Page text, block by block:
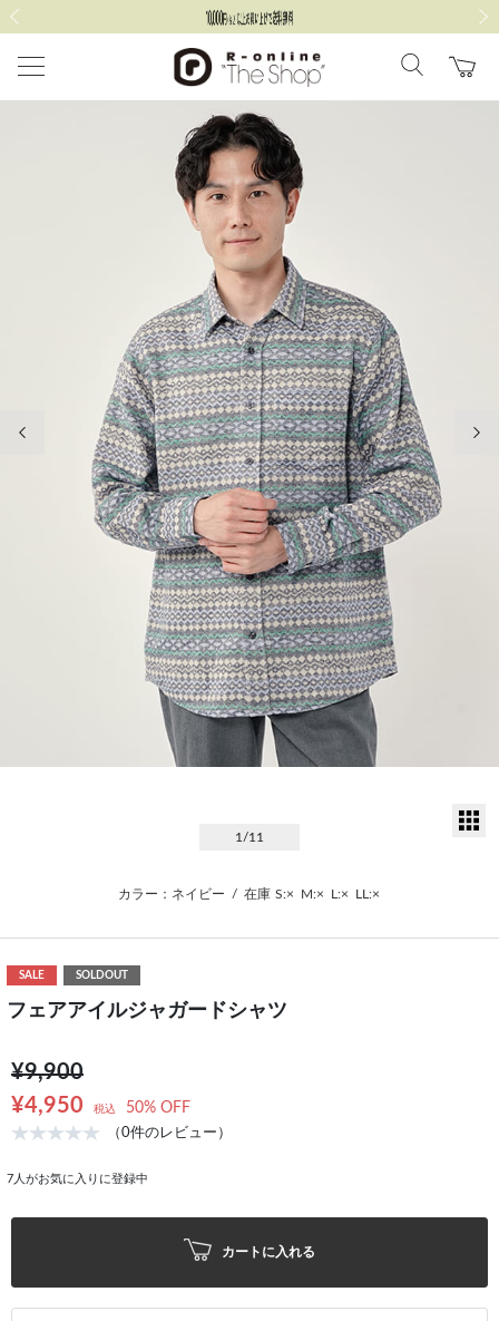
1 /11
カラー：ネイビー / 在庫 S:× M:× L:× LL:×
SALE SOLDOUT
フェアアイルジャガードシャツ
¥9,900
¥4,950
税込 50% OFF
（0件のレビュー）
7 人がお気に入りに登録中
カートに入れる